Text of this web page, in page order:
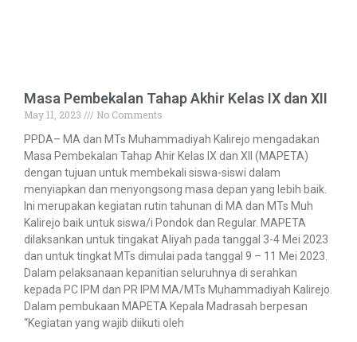
Masa Pembekalan Tahap Akhir Kelas IX dan XII
May 11, 2023
No Comments
PPDA– MA dan MTs Muhammadiyah Kalirejo mengadakan
Masa Pembekalan Tahap Ahir Kelas IX dan XII (MAPETA)
dengan tujuan untuk membekali siswa-siswi dalam
menyiapkan dan menyongsong masa depan yang lebih baik.
Ini merupakan kegiatan rutin tahunan di MA dan MTs Muh
Kalirejo baik untuk siswa/i Pondok dan Regular. MAPETA
dilaksankan untuk tingakat Aliyah pada tanggal 3-4 Mei 2023
dan untuk tingkat MTs dimulai pada tanggal 9 – 11 Mei 2023.
Dalam pelaksanaan kepanitian seluruhnya di serahkan
kepada PC IPM dan PR IPM MA/MTs Muhammadiyah Kalirejo.
Dalam pembukaan MAPETA Kepala Madrasah berpesan
“Kegiatan yang wajib diikuti oleh